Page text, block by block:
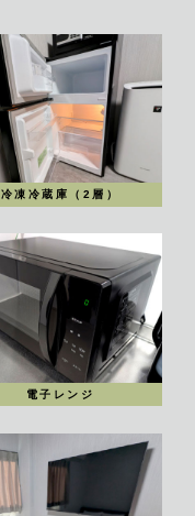
冷凍冷蔵庫（2層）
電子レンジ